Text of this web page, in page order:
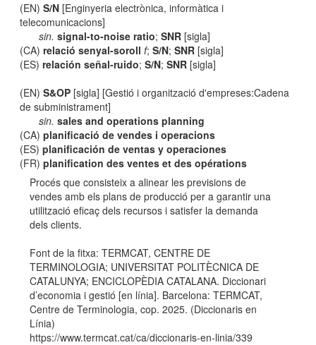
(EN)S/N [Enginyeria electrònica, informàtica i
telecomunicacions]
sin. signal-to-noise ratio; SNR[sigla]
(CA)relació senyal-soroll f;S/N;SNR [sigla]
(ES)relación señal-ruido;S/N;SNR [sigla]
(EN)S&OP [sigla] [Gestió i organització d'empreses:Cadena
de subministrament]
sin. sales and operations planning
(CA)planificació de vendes i operacions
(ES)planificación de ventas y operaciones
(FR)planification des ventes et des opérations
Procés que consisteix a alinear les previsions de
vendes amb els plans de producció per a garantir una
utilització eficaç dels recursos i satisfer la demanda
dels clients.
Font de la fitxa: TERMCAT, CENTRE DE
TERMINOLOGIA; UNIVERSITAT POLITÈCNICA DE
CATALUNYA; ENCICLOPÈDIA CATALANA. Diccionari
d’economia i gestió [en línia]. Barcelona: TERMCAT,
Centre de Terminologia, cop. 2025. (Diccionaris en
Línia)
https://www.termcat.cat/ca/diccionaris-en-linia/339